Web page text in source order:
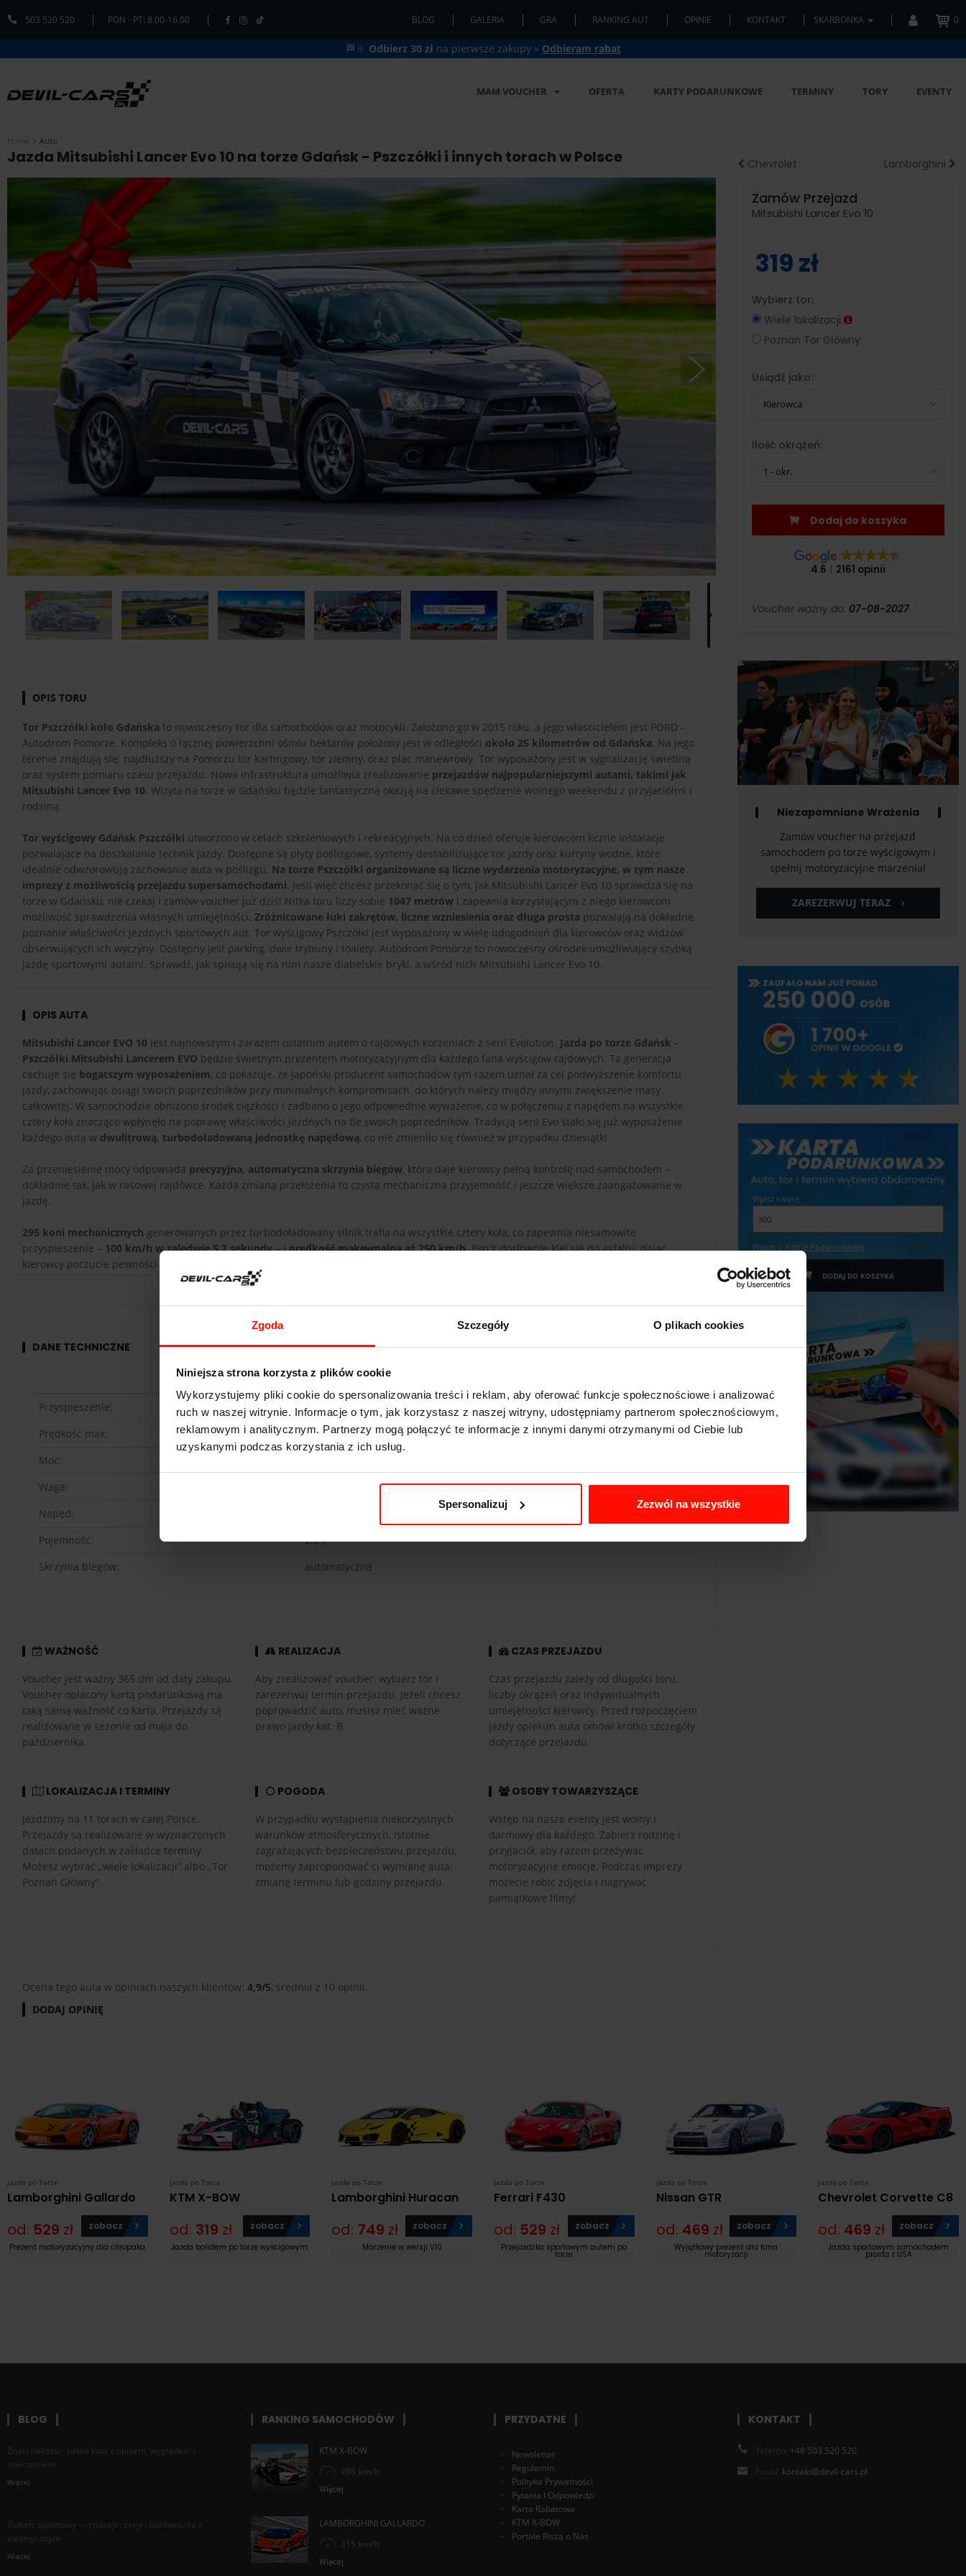
Zgoda Szczegóły O plikach cookies
Niniejsza strona korzysta z plików cookie
Wykorzystujemy pliki cookie do spersonalizowania treści i reklam, aby oferować funkcje społecznościowe i analizować
ruch w naszej witrynie. Informacje o tym, jak korzystasz z naszej witryny, udostępniamy partnerom społecznościowym,
reklamowym i analitycznym. Partnerzy mogą połączyć te informacje z innymi danymi otrzymanymi od Ciebie lub
uzyskanymi podczas korzystania z ich usług.
Spersonalizuj Zezwól na wszystkie
503 520 520 PON - PT: 8.00-16.00 BLOG GALERIA GRA RANKING AUT OPINIE KONTAKT SKARBONKA 0
🏁🔆 Odbierz 30 zł na pierwsze zakupy » Odbieram rabat
MAM VOUCHER OFERTA KARTY PODARUNKOWE TERMINY TORY EVENTY
Home Auto
Jazda Mitsubishi Lancer Evo 10 na torze Gdańsk - Pszczółki i innych torach w Polsce
OPIS TORU
Tor Pszczółki koło Gdańska to nowoczesny tor dla samochodów oraz motocykli. Założono go w 2015 roku, a jego właścicielem jest PORD -
Autodrom Pomorze. Kompleks o łącznej powierzchni ośmiu hektarów położony jest w odległości około 25 kilometrów od Gdańska. Na jego
terenie znajdują się: najdłuższy na Pomorzu tor kartingowy, tor ziemny, oraz plac manewrowy. Tor wyposażony jest w sygnalizację świetlną
oraz system pomiaru czasu przejazdu. Nowa infrastruktura umożliwia zrealizowanie przejazdów najpopularniejszymi autami, takimi jak
Mitsubishi Lancer Evo 10. Wizyta na torze w Gdańsku będzie fantastyczną okazją na ciekawe spędzenie wolnego weekendu z przyjaciółmi i
rodziną.
Tor wyścigowy Gdańsk Pszczółki utworzono w celach szkoleniowych i rekreacyjnych. Na co dzień oferuje kierowcom liczne instalacje
pozwalające na doszkalanie technik jazdy. Dostępne są płyty poślizgowe, systemy destabilizujące tor jazdy oraz kurtyny wodne, które
idealnie odwzorowują zachowanie auta w poślizgu. Na torze Pszczółki organizowane są liczne wydarzenia motoryzacyjne, w tym nasze
imprezy z możliwością przejazdu supersamochodami. Jeśli więc chcesz przekonać się o tym, jak Mitsubishi Lancer Evo 10 sprawdza się na
torze w Gdańsku, nie czekaj i zamów voucher już dziś! Nitka toru liczy sobie 1047 metrów i zapewnia korzystającym z niego kierowcom
możliwość sprawdzenia własnych umiejętności. Zróżnicowane łuki zakrętów, liczne wzniesienia oraz długa prosta pozwalają na dokładne
poznanie właściwości jezdnych sportowych aut. Tor wyścigowy Pszczółki jest wyposażony w wiele udogodnień dla kierowców oraz widzów
obserwujących ich wyczyny. Dostępny jest parking, dwie trybuny i toalety. Autodrom Pomorze to nowoczesny ośrodek umożliwiający szybką
jazdę sportowymi autami. Sprawdź, jak spisują się na nim nasze diabelskie bryki, a wśród nich Mitsubishi Lancer Evo 10.
OPIS AUTA
Mitsubishi Lancer EVO 10 jest najnowszym i zarazem ostatnim autem o rajdowych korzeniach z serii Evolution. Jazda po torze Gdańsk -
Pszczółki Mitsubishi Lancerem EVO będzie świetnym prezentem motoryzacyjnym dla każdego fana wyścigów rajdowych. Ta generacja
cechuje się bogatszym wyposażeniem, co pokazuje, że japoński producent samochodów tym razem uznał za cel podwyższenie komfortu
jazdy, zachowując osiągi swoich poprzedników przy minimalnych kompromisach, do których należy między innymi zwiększenie masy
całkowitej. W samochodzie obniżono środek ciężkości i zadbano o jego odpowiednie wyważenie, co w połączeniu z napędem na wszystkie
cztery koła znacząco wpłynęło na poprawę właściwości jezdnych na tle swoich poprzedników. Tradycją serii Evo stało się już wyposażenie
każdego auta w dwulitrową, turbodoładowaną jednostkę napędową, co nie zmieniło się również w przypadku dziesiątki.
Za przeniesienie mocy odpowiada precyzyjna, automatyczna skrzynia biegów, która daje kierowcy pełną kontrolę nad samochodem –
dokładnie tak, jak w rasowej rajdówce. Każda zmiana przełożenia to czysta mechaniczna przyjemność i jeszcze większe zaangażowanie w
jazdę.
295 koni mechanicznych generowanych przez turbodoładowany silnik trafia na wszystkie cztery koła, co zapewnia niesamowite
przyspieszenie – 100 km/h w zaledwie 5,7 sekundy– iprędkość maksymalną aż 250 km/h. Evo X dosłownie klei się do asfaltu, dając
kierowcy poczucie pewności i potężną dawkę emocji. Jazda Mitsubishi Lancer EVO 10 po torze Gdańsk - Pszczółki jest idealnym prezentem
dla każdego, kto choć trochę interesuje się motoryzacją.
Pokaż pełny opis
DANE TECHNICZNE
Mitsubishi Lancer Evo 10
Przyspieszenie:
5.7
s do 100 km/h
Prędkość max:
250 km/h
Moc:
Waga:
Napęd:
Pojemność:
2.0 l
Skrzynia biegów:
automatyczna
WAŻNOŚĆ
Voucher jest ważny 365 dni od daty zakupu.
Voucher opłacony kartą podarunkową ma
taką samą ważność co karta. Przejazdy są
realizowane w sezonie od maja do
października.
REALIZACJA
Aby zrealizować voucher, wybierz tor i
zarezerwuj termin przejazdu. Jeżeli chcesz
poprowadzić auto, musisz mieć ważne
prawo jazdy kat. B.
CZAS PRZEJAZDU
Czas przejazdu zależy od długości toru,
liczby okrążeń oraz indywidualnych
umiejętności kierowcy. Przed rozpoczęciem
jazdy opiekun auta omówi krótko szczegóły
dotyczące przejazdu.
LOKALIZACJA I TERMINY
Jeździmy na 11 torach w całej Polsce.
Przejazdy są realizowane w wyznaczonych
datach podanych w zakładce terminy.
Możesz wybrać „wiele lokalizacji” albo „Tor
Poznań Główny”.
POGODA
W przypadku wystąpienia niekorzystnych
warunków atmosferycznych, istotnie
zagrażających bezpieczeństwu przejazdu,
możemy zaproponować ci wymianę auta,
zmianę terminu lub godziny przejazdu.
OSOBY TOWARZYSZĄCE
Wstęp na nasze eventy jest wolny i
darmowy dla każdego. Zabierz rodzinę i
przyjaciół, aby razem przeżywać
motoryzacyjne emocje. Podczas imprezy
możecie robić zdjęcia i nagrywać
pamiątkowe filmy!
Ocena tego auta w opiniach naszych klientów: 4,9/5, średnia z 10 opinii.
DODAJ OPINIĘ
Chevrolet Lamborghini
Zamów Przejazd
Mitsubishi Lancer Evo 10
319 zł
Wybierz tor:
Wiele lokalizacji
Poznań Tor Główny
Usiądź jako:
Kierowca
Ilość okrążeń:
1 - okr.
Dodaj do koszyka
4.6 2161 opinii
Voucher ważny do: 07-08-2027
Niezapomniane Wrażenia
Zamów voucher na przejazd
samochodem po torze wyścigowym i
spełnij motoryzacyjne marzenia!
ZAREZERWUJ TERAZ
Wpisz kwotę
Więcej o Karcie Podarunkowej
DODAJ DO KOSZYKA
Jazda po Torze
Lamborghini Gallardo
od: 529 zł zobacz
Prezent motoryzacyjny dla chłopaka
Jazda po Torze
KTM X-BOW
od: 319 zł zobacz
Jazda bolidem po torze wyścigowym
Jazda po Torze
Lamborghini Huracan
od: 749 zł zobacz
Marzenie w wersji V10
Jazda po Torze
Ferrari F430
od: 529 zł zobacz
Przejażdżka sportowym autem po
torze
Jazda po Torze
Nissan GTR
od: 469 zł zobacz
Wyjątkowy prezent dla fana
motoryzacji
Jazda po Torze
Chevrolet Corvette C8
od: 469 zł zobacz
Jazda sportowym samochodem
prosto z USA
BLOG
Znaki nakazu - pełna lista z opisem, wyglądem i
znaczeniem
Więcej
Gokart spalinowy — rodzaje, ceny i porównanie z
elektrycznym
Więcej
RANKING SAMOCHODÓW
KTM X-BOW
295 km/h
Więcej
LAMBORGHINI GALLARDO
315 km/h
Więcej
PRZYDATNE
Newsletter
Regulamin
Polityka Prywatności
Pytania i Odpowiedzi
Karta Rabatowa
KTM X-BOW
Portale Piszą o Nas
KONTAKT
Telefon: +48 503 520 520
Email: kontakt@devil-cars.pl